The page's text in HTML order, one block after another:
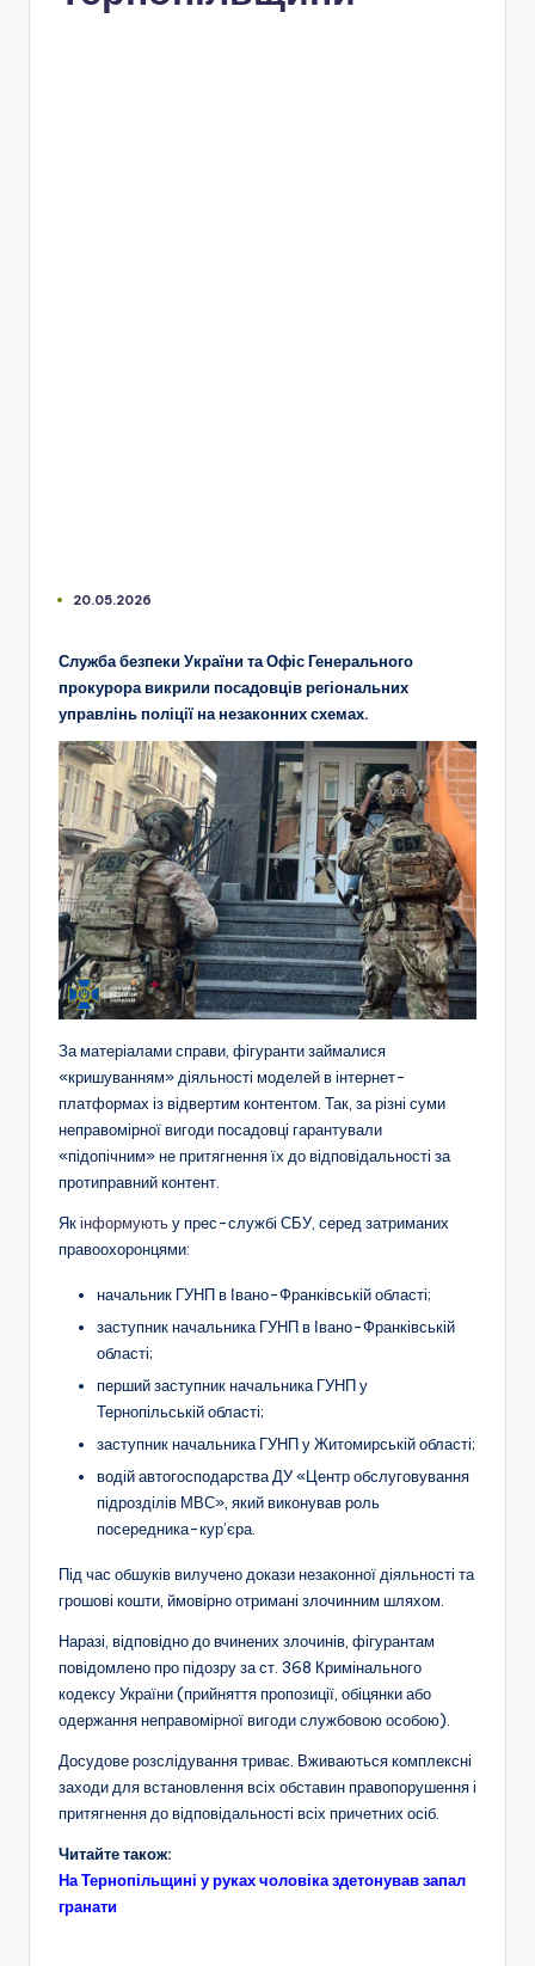
20.05.2026
Служба безпеки України та Офіс Генерального
прокурора викрили посадовців регіональних
управлінь поліції на незаконних схемах.
За матеріалами справи, фігуранти займалися
«кришуванням» діяльності моделей в інтернет-
платформах із відвертим контентом. Так, за різні суми
неправомірної вигоди посадовці гарантували
«підопічним» не притягнення їх до відповідальності за
протиправний контент.
Якінформуютьу прес-службі СБУ, серед затриманих
правоохоронцями:
начальник ГУНП в Івано-Франківській області;
заступник начальника ГУНП в Івано-Франківській
області;
перший заступник начальника ГУНП у
Тернопільській області;
заступник начальника ГУНП у Житомирській області;
водій автогосподарства ДУ «Центр обслуговування
підрозділів МВС», який виконував роль
посередника-кур’єра.
Під час обшуків вилучено докази незаконної діяльності та
грошові кошти, ймовірно отримані злочинним шляхом.
Наразі, відповідно до вчинених злочинів, фігурантам
повідомлено про підозру за ст. 368 Кримінального
кодексу України (прийняття пропозиції, обіцянки або
одержання неправомірної вигоди службовою особою).
Досудове розслідування триває. Вживаються комплексні
заходи для встановлення всіх обставин правопорушення і
притягнення до відповідальності всіх причетних осіб.
Читайте також:
На Тернопільщині у руках чоловіка здетонував запал
гранати